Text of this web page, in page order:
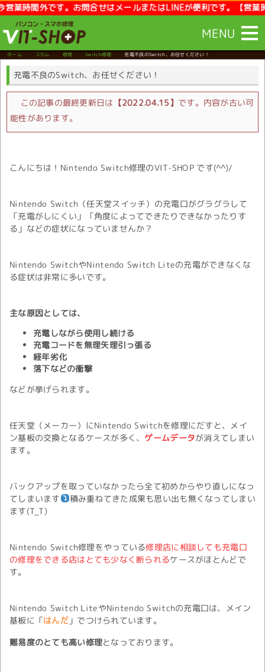
時間外です。お問合せはメールまたはLINEが便利です。【営業時
MENU
ホーム コラム 修理 Switch修理 充電不良のSwitch、お任せください！
充電不良のSwitch、お任せください！
この記事の最終更新日は 【2022.04.15】 です。内容が古い可
能性があります。
こんにちは！Nintendo Switch修理のVIT-SHOP です(^^)/
Nintendo Switch（任天堂スイッチ）の充電口がグラグラして
「充電がしにくい」「角度によってできたりできなかったりす
る」などの症状になっていませんか？
Nintendo SwitchやNintendo Switch Liteの充電ができなくな
る症状は非常に多いです。
主な原因としては、
充電しながら使用し続ける
充電コードを無理矢理引っ張る
経年劣化
落下などの衝撃
などが挙げられます。
任天堂（メーカー）にNintendo Switchを修理にだすと、メイ
ン基板の交換となるケースが多く、 ゲームデータが消えてしまい
ます。
バックアップを取っていなかったら全て初めからやり直しになっ
てしまいます 積み重ねてきた成果も思い出も無くなってしまい
ます(T_T)
Nintendo Switch修理をやっている修理店に相談しても充電口
の修理をできる店はとても少なく断られるケースがほとんどで
す。
Nintendo Switch LiteやNintendo Switchの充電口は、メイン
基板に「はんだ」でつけられています。
難易度のとても高い修理となっております。